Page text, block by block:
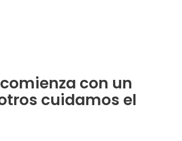
con un
cuidamos el